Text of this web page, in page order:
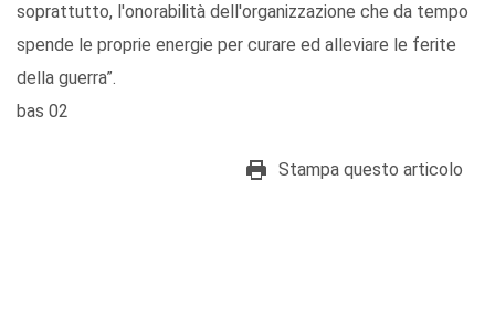
soprattutto, l'onorabilità dell'organizzazione che da tempo
spende le proprie energie per curare ed alleviare le ferite
della guerra”.
bas 02
Stampa questo articolo